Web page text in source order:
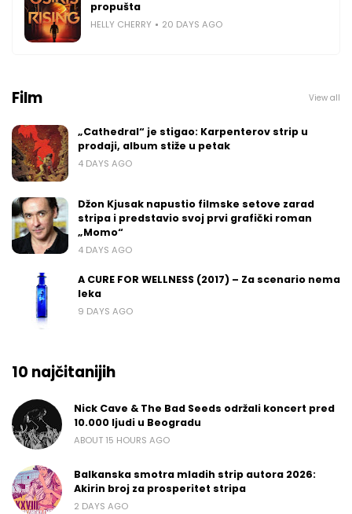
propušta
HELLY CHERRY 20 DAYS AGO
Film View all
„Cathedral“ je stigao: Karpenterov strip u
prodaji, album stiže u petak
4 DAYS AGO
Džon Kjusak napustio filmske setove zarad
stripa i predstavio svoj prvi grafički roman
„Momo“
4 DAYS AGO
A CURE FOR WELLNESS (2017) – Za scenario nema
leka
9 DAYS AGO
10 najčitanijih
Nick Cave & The Bad Seeds održali koncert pred
10.000 ljudi u Beogradu
ABOUT 15 HOURS AGO
Balkanska smotra mladih strip autora 2026:
Akirin broj za prosperitet stripa
2 DAYS AGO